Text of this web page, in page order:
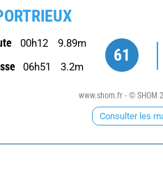
61
00h12 9.89m
06h51 3.2m
www.shom.fr - © SHOM
Consulter les